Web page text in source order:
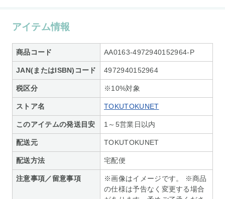
アイテム情報
商品コード AA0163-4972940152964-P
JAN(またはISBN)コード 4972940152964
税区分 ※10%対象
ストア名 TOKUTOKUNET
このアイテムの発送目安 1～5営業日以内
配送元 TOKUTOKUNET
配送方法 宅配便
注意事項／留意事項
※画像はイメージです。 ※商品
の仕様は予告なく変更する場合